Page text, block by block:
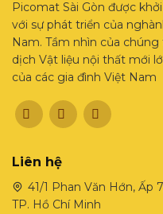
Picomat Sài Gòn được
với sự phát triển của
Nam. Tầm nhìn của
dịch Vật liệu nội thất mới
của các gia đình Việt Nam
Liên hệ
41/1 Phan Văn Hớn, Ấp
TP. Hồ Chí Minh